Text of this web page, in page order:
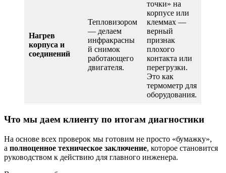
Нагрев
корпуса и
соединений
Тепловизором
— делаем
инфракрасны
й снимок
работающего
двигателя.
точки» на
корпусе или
клеммах —
верный
признак
плохого
контакта или
перегрузки.
Это как
термометр для
оборудования.
Что мы даем клиенту по итогам диагностики
На основе всех проверок мы готовим не просто «бумажку»,
а полноценное техническое заключение, которое становится
руководством к действию для главного инженера.